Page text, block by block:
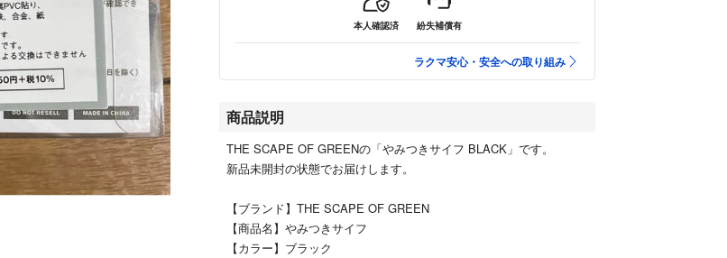
本人確認済 紛失補償有
ラクマ安心・安全への取り組み
商品説明
THE SCAPE OF GREENの「やみつきサイフ BLACK」です。
新品未開封の状態でお届けします。
【ブランド】THE SCAPE OF GREEN
【商品名】やみつきサイフ
【カラー】ブラック